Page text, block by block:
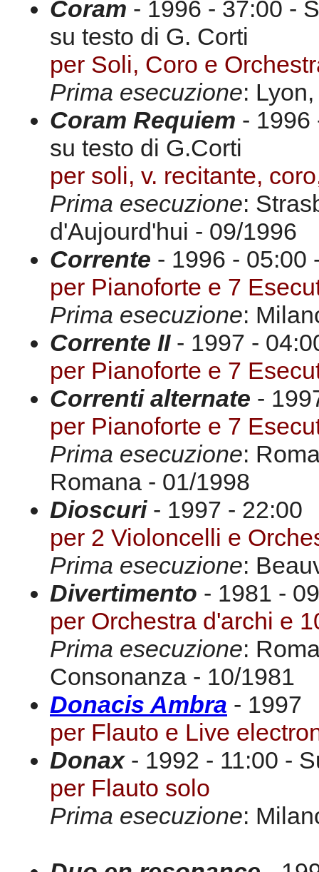
Coram - 1996 - 37:00 -
su testo di G. Corti
per Soli, Coro e
Prima esecuzione:
Coram Requiem - 1996
su testo di G.Corti
per soli, v. recitante,
Prima esecuzione:
d'Aujourd'hui - 09/1996
Corrente - 1996 - 05:00
per Pianoforte e 7
Prima esecuzione:
Corrente II- 1997 -
per Pianoforte e 7
Correnti alternate -
per Pianoforte e 7
Prima esecuzione:
Romana - 01/1998
Dioscuri- 1997 - 22:00
per 2 Violoncelli e
Prima esecuzione:
Divertimento - 1981 -
per Orchestra d'archi e
Prima esecuzione:
Consonanza - 10/1981
Donacis Ambra - 1997
per Flauto e Live
Donax- 1992 - 11:00 -
per Flauto solo
Prima esecuzione: